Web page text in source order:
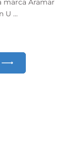
marca Aramar
U ...